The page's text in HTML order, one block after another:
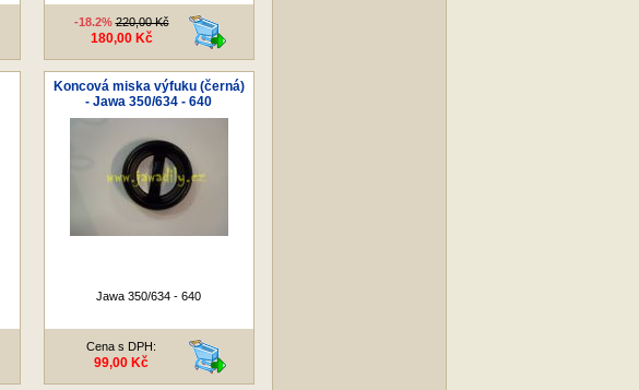
-18.2%220,00 Kč
180,00 Kč
Koncová miska výfuku (černá)
- Jawa 350/634 - 640
Jawa 350/634 - 640
Cena s DPH:
99,00 Kč